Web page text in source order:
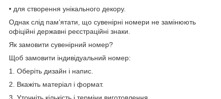
• для створення унікального декору.
Однак слід пам’ятати, що сувенірні номери не замінюють
офіційні державні реєстраційні знаки.
Як замовити сувенірний номер?
Щоб замовити індивідуальний номер:
1.
Оберіть дизайн і напис.
2.
Вкажіть матеріал і формат.
3. Уточніть кількість і терміни виготовлення.